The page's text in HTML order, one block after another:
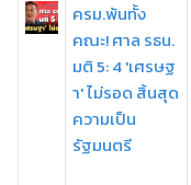
ครม.พ้นทั้ง
คณะ! ศาล รธน.
มติ 5: 4 'เศรษฐ
า' ไม่รอด สิ้นสุด
ความเป็น
รัฐมนตรี